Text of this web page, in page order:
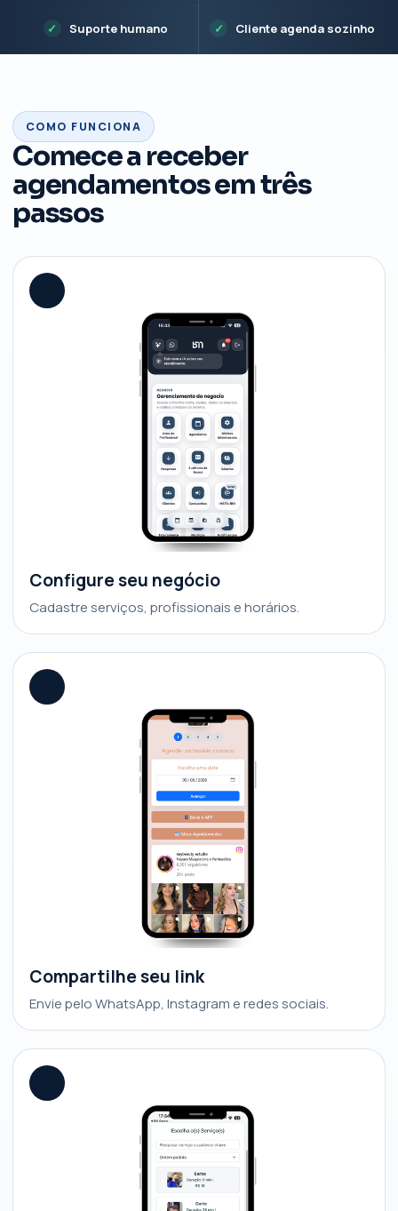
Suporte humano Cliente agenda sozinho
COMO FUNCIONA
Comece a receber
agendamentos em três
passos
Configure seu negócio
Cadastre serviços, profissionais e horários.
Compartilhe seu link
Envie pelo WhatsApp, Instagram e redes sociais.